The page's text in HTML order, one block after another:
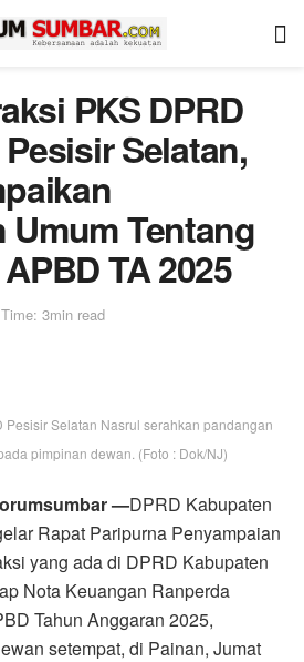
PKS DPRD
Selatan,
Umum Tentang
TA 2025
3min read
Pesisir Selatan Nasrul serahkan pandangan
pimpinan dewan. (Foto : Dok/NJ)
—DPRD Kabupaten
Rapat Paripurna Penyampaian
yang ada di DPRD Kabupaten
Nota Keuangan Ranperda
Tahun Anggaran 2025,
setempat, di Painan, Jumat